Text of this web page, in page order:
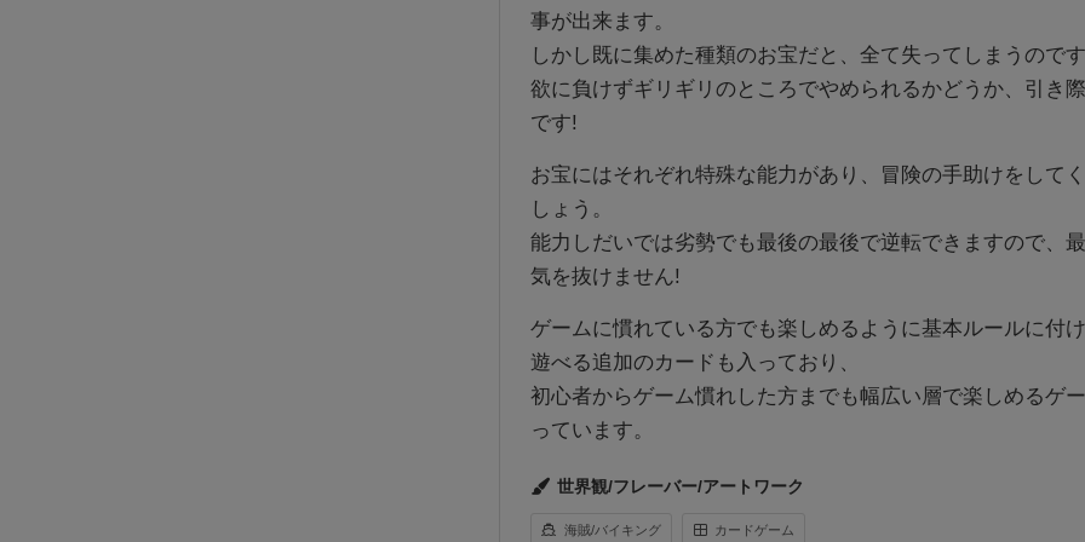
事が出来ます。
しかし既に集めた種類のお宝だと、全て失ってしまうのです
欲に負けずギリギリのところでやめられるかどうか、引き
です!
お宝にはそれぞれ特殊な能力があり、冒険の手助けをして
しょう。
能力しだいでは劣勢でも最後の最後で逆転できますので、
気を抜けません!
ゲームに慣れている方でも楽しめるように基本ルールに付
遊べる追加のカードも入っており、
初心者からゲーム慣れした方までも幅広い層で楽しめるゲ
っています。
世界観/フレーバー/アートワーク
海賊/バイキング カードゲーム